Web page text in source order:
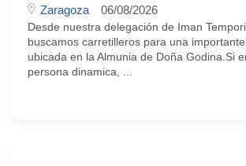
Zaragoza 06/08/2026
Desde nuestra delegación de Iman
buscamos carretilleros para una
ubicada en la Almunia de Doña Godina.Si
persona dinamica, ...